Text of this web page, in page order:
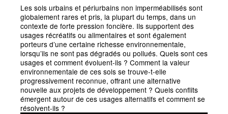
Les sols urbains et périurbains non imperméabilisés sont
globalement rares et pris, la plupart du temps, dans un
contexte de forte pression foncière. Ils supportent des
usages récréatifs ou alimentaires et sont également
porteurs d’une certaine richesse environnementale,
lorsqu’ils ne sont pas dégradés ou pollués. Quels sont ces
usages et comment évoluent-ils ? Comment la valeur
environnementale de ces sols se trouve-t-elle
progressivement reconnue, offrant une alternative
nouvelle aux projets de développement ? Quels conflits
émergent autour de ces usages alternatifs et comment se
résolvent-ils ?